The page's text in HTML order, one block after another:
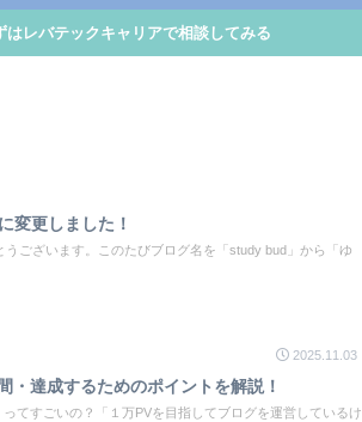
はレバテックキャリアで相談してみる
変更しました！
ございます。このたびブログ名を「study bud」から「ゆ
2025.11.03
・達成するためのポイントを解説！
てすごいの？「１万PVを目指してブログを運営しているけ